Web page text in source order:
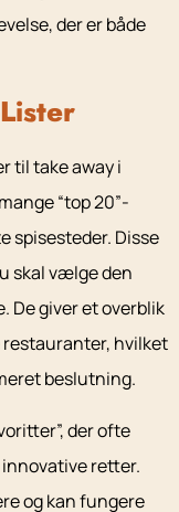
der er både
til take away i
“top 20”-
spisesteder. Disse
skal vælge den
De giver et overblik
hvilket
beslutning.
der ofte
retter.
og kan fungere